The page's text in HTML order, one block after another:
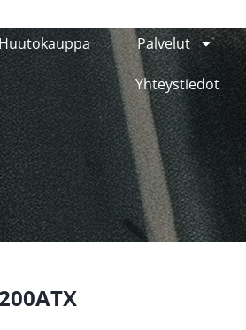
Palvelut
Yhteystiedot